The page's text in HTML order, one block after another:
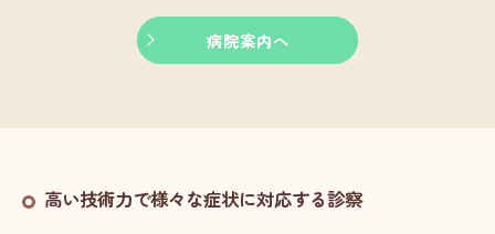
病院案内へ
高い技術力で様々な症状に対応する診察